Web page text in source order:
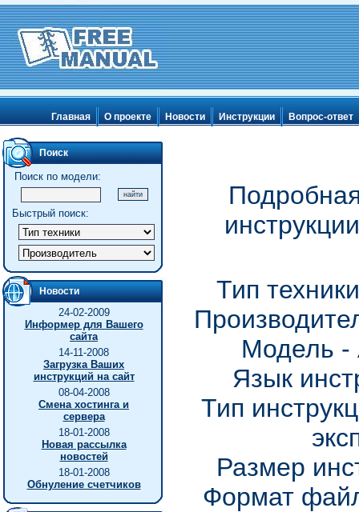
Главная О проекте Новости Инструкции Вопрос-ответ
Поиск
Поиск по модели:
Быстрый поиск:
Новости
24-02-2009
Информер для Вашего
сайта
14-11-2008
Загрузка Ваших
инструкций на сайт
08-04-2008
Смена хостинга и
сервера
18-01-2008
Новая рассылка
новостей
18-01-2008
Обнуление счетчиков
Тип
Модель -
Язык
Тип
Размер
Формат